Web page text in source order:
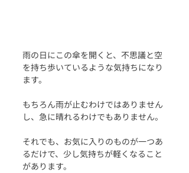
雨の日にこの傘を開くと、不思議と空
を持ち歩いているような気持ちになり
ます。
もちろん雨が止むわけではありません
し、急に晴れるわけでもありません。
それでも、お気に入りのものが一つあ
るだけで、少し気持ちが軽くなること
があります。